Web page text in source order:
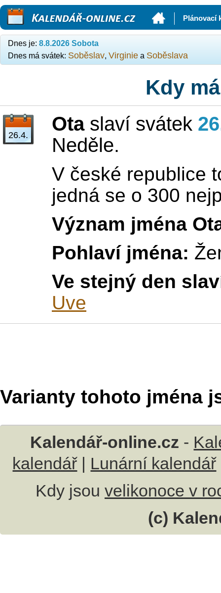
Kalendář-online.cz Plánovací
Dnes je: 8.8.2026 Sobota
Dnes má svátek: Soběslav, Virginie a Soběslava
Kdy
26.4.
Otaslaví svátek
Neděle.
V české republice
jedná se o 300
Význam jména
Pohlaví jména:
Ve stejný den
Uve
Varianty tohoto jména
Kalendář-online.cz -
kalendář| Lunární kalendář
Kdy jsou velikonoce v
(c)